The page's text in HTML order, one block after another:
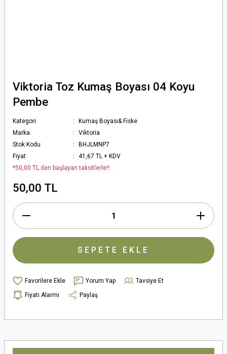
Viktoria Toz Kumaş Boyası 04 Koyu
Pembe
Kategori
Kumaş Boyası& Fiske
Marka
Viktoria
Stok Kodu
BHJLMNP7
Fiyat
41,67 TL + KDV
*50,00 TL den başlayan taksitlerle!!
50,00 TL
SEPETE EKLE
Yorum Yap
Tavsiye Et
Fiyatı Alarmı
Paylaş